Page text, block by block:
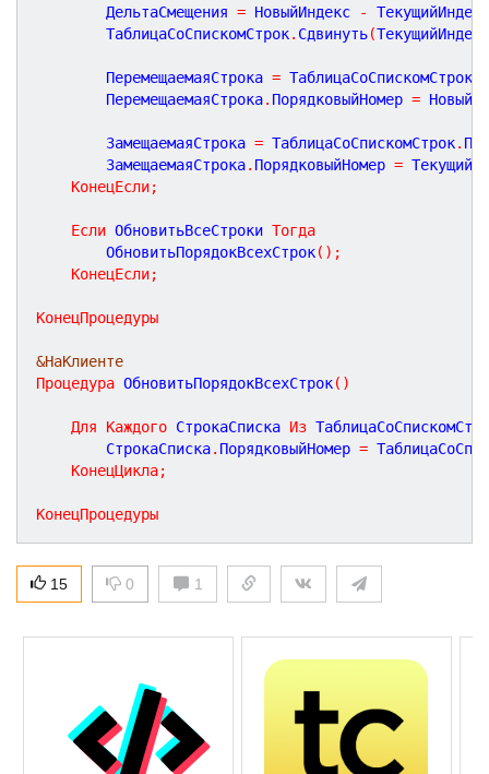
		ДельтаСмещения
= НовыйИндекс - ТекущийИндекс
		ТаблицаСоСпискомСтрок
. Сдвинуть(ТекущийИндекс
		ПеремещаемаяСтрока
= ТаблицаСоСпискомСтрок
		ПеремещаемаяСтрока
. ПорядковыйНомер =
		ЗамещаемаяСтрока
= ТаблицаСоСпискомСтрок.
		ЗамещаемаяСтрока
. ПорядковыйНомер =
КонецЕсли;
Если ОбновитьВсеСтроки Тогда
		ОбновитьПорядокВсехСтрок
( ) ;
КонецЕсли;
КонецПроцедуры
&НаКлиенте
Процедура ОбновитьПорядокВсехСтрок( )
Для Каждого СтрокаСписка Из
		СтрокаСписка
. ПорядковыйНомер =
КонецЦикла;
КонецПроцедуры
15 0 1